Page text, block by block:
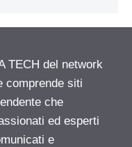
TECH del network
comprende siti
che
ed esperti
e